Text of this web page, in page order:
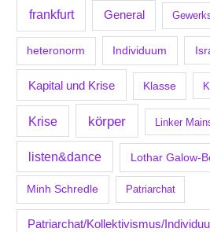
frankfurt General
heteronorm Individuum
Kapital und Krise Klasse
Krise körper Linker
listen&dance Lothar Galow-
Minh Schredle Patriarchat
Patriarchat/Kollektivismus/